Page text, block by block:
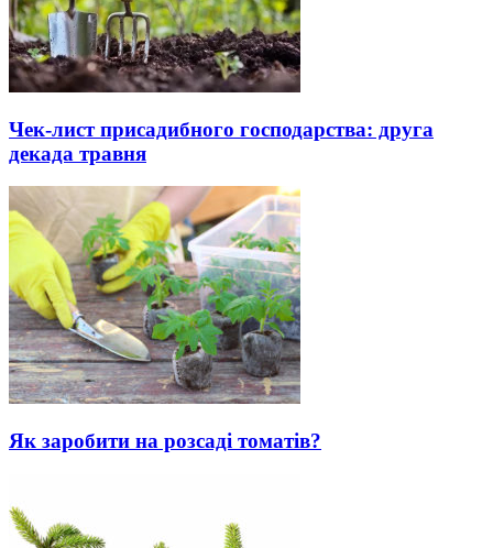
Чек-лист присадибного господарства: друга
декада травня
Як заробити на розсаді томатів?